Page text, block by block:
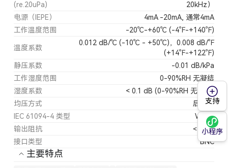
(re.20uPa)
20kHz）
电源（IEPE）
4mA -20mA, 通常4mA
工作温度范围
-20℃-+60℃ (-4℉-+140℉)
温度系数
0.012 dB/℃ (-10℃ - +50℃)，0.008 dB/℉
(+14℉-+122℉)
静压系数
-0.01 dB/kPa
工作湿度范围
0-90%RH 无凝结
湿度系数
< 0.1 dB (0-90%RH 无凝结)
均压方式
后均压
IEC 61094-4 类型
WS2F
输出阻抗
＜35 Ω
接口类型
BNC
主要特点
支持
小程序